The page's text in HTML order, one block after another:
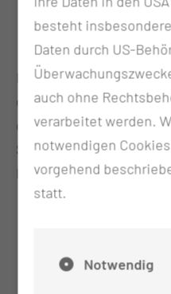
In der eigenen
gesunde und vollwertige
großzügig angelegte
Spiel- und
Platz zum Entdecken
besteht
Daten durch US-
auch ohne
verarbeitet werden.
notwendigen
vorgehend
statt.
Notwendig